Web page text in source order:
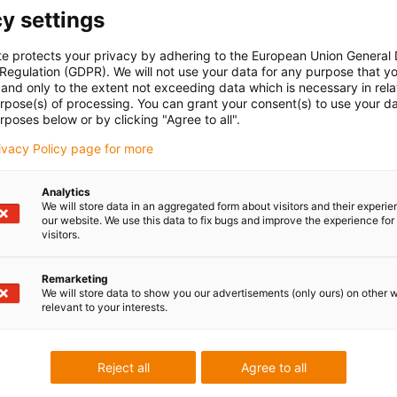
Art-
checkGleitend Hängend
[Bi] [mm]
settings
protects your privacy by adhering to the European Union General
(GDPR). We will not use your data for any purpose that
only to the extent not exceeding data which is necessary in
of processing. You can grant your consent(s) to use your
below or by clicking "Agree to all".
Policy page for more
Analytics
We will store data in an aggregated form about visitors and their
our website. We use this data to fix bugs and improve the experience for
visitors.
Remarketing
We will store data to show you our advertisements (only ours) on other
relevant to your interests.
Agree to all
Reject all